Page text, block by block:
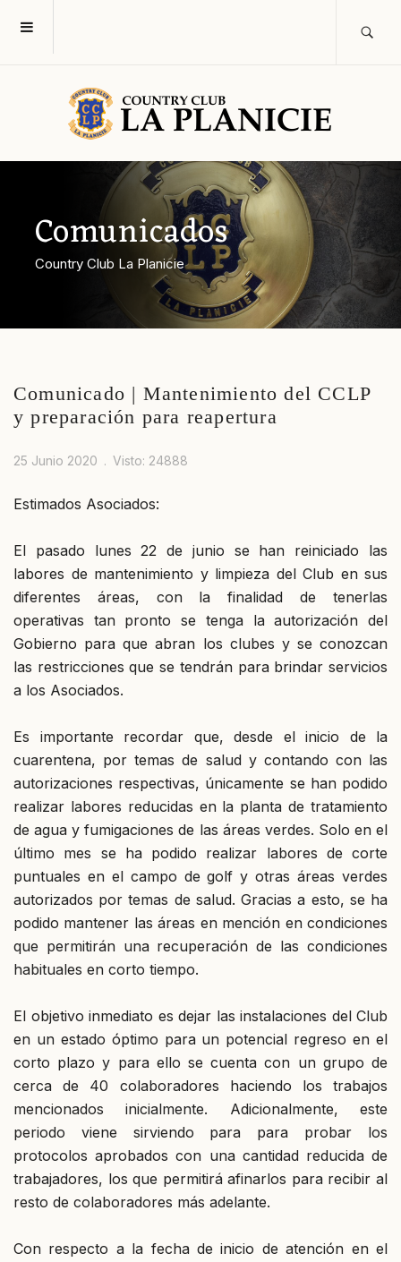
Comunicados
Country Club La Planicie
Comunicado | Mantenimiento del CCLP
y preparación para reapertura
25 Junio 2020 Visto: 24888
Estimados Asociados:
El pasado lunes 22 de junio se han reiniciado las
labores de mantenimiento y limpieza del Club en sus
diferentes áreas, con la finalidad de tenerlas
operativas tan pronto se tenga la autorización del
Gobierno para que abran los clubes y se conozcan
las restricciones que se tendrán para brindar servicios
a los Asociados.
Es importante recordar que, desde el inicio de la
cuarentena, por temas de salud y contando con las
autorizaciones respectivas, únicamente se han podido
realizar labores reducidas en la planta de tratamiento
de agua y fumigaciones de las áreas verdes. Solo en el
último mes se ha podido realizar labores de corte
puntuales en el campo de golf y otras áreas verdes
autorizados por temas de salud. Gracias a esto, se ha
podido mantener las áreas en mención en condiciones
que permitirán una recuperación de las condiciones
habituales en corto tiempo.
El objetivo inmediato es dejar las instalaciones del Club
en un estado óptimo para un potencial regreso en el
corto plazo y para ello se cuenta con un grupo de
cerca de 40 colaboradores haciendo los trabajos
mencionados inicialmente. Adicionalmente, este
periodo viene sirviendo para para probar los
protocolos aprobados con una cantidad reducida de
trabajadores, los que permitirá afinarlos para recibir al
resto de colaboradores más adelante.
Con respecto a la fecha de inicio de atención en el